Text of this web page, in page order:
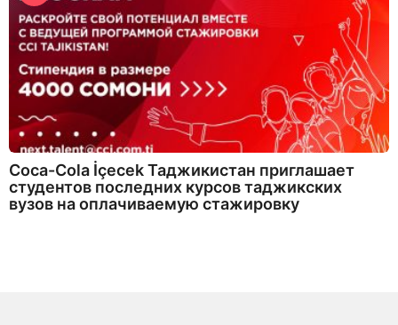
Coca-Cola İçecek Таджикистан приглашает
студентов последних курсов таджикских
вузов на оплачиваемую стажировку